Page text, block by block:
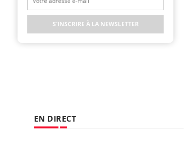
EN DIRECT
S'INSCRIRE À LA NEWSLETTER